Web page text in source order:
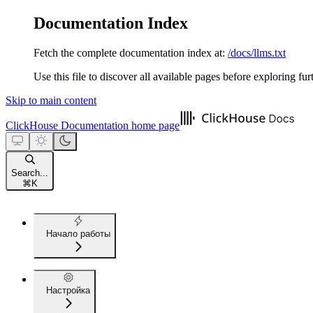
Documentation Index
Fetch the complete documentation index at: /docs/llms.txt
Use this file to discover all available pages before exploring
Skip to main content
ClickHouse Documentation home page
Search...
⌘ K
Начало работы
Настройка